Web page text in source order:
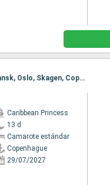
Itinerario : Copenhague, Warnemunde, Estocolmo, Helsinki, Tallin, Riga, Klaipeda, Gdansk, Oslo, Skagen, Copenhague
Caribbean Princess
13 d
Camarote estándar
Copenhague
29/07/2027